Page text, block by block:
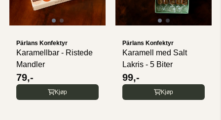
Pärlans Konfektyr
Karamellbar - Ristede
Mandler
79,-
Kjøp
Pärlans Konfektyr
Karamell med Salt
Lakris - 5 Biter
99,-
Kjøp